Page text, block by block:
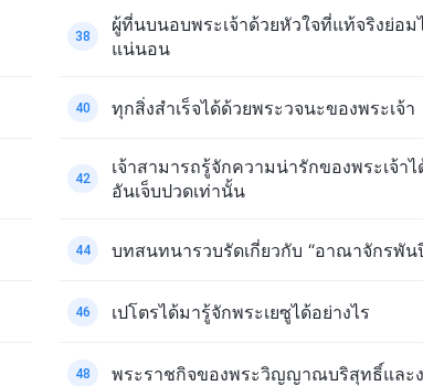
38
ผู้ที่นบนอบพระเจ้าด้วยหัวใจที่แท้จริงย่อม
แน่นอน
40 ทุกสิ่งสำเร็จได้ด้วยพระวจนะของพระเจ้า
42
เจ้าสามารถรู้จักความน่ารักของพระเจ้
อันเจ็บปวดเท่านั้น
44 บทสนทนารวบรัดเกี่ยวกับ “อาณาจักรพัน
46 เปโตรได้มารู้จักพระเยซูได้อย่างไร
48 พระราชกิจของพระวิญญาณบริสุทธิ์และ